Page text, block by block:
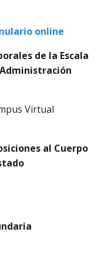
online
de la Escala
Virtual
al Cuerpo